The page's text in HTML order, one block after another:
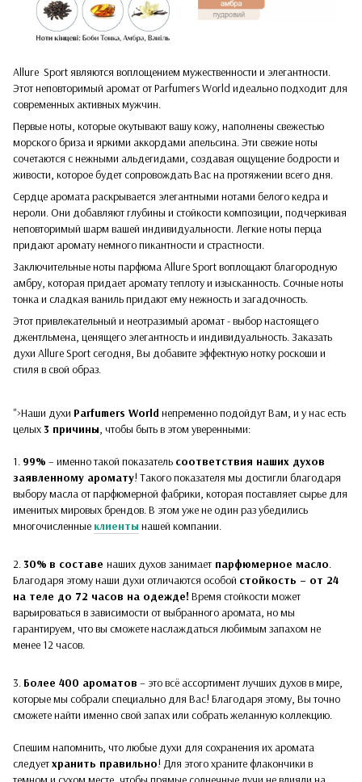
Allure Sport являются воплощением мужественности и элегантности.
Этот неповторимый аромат от Parfumers World идеально подходит для
современных активных мужчин.
Первые ноты, которые окутывают вашу кожу, наполнены свежестью
морского бриза и яркими аккордами апельсина. Эти свежие ноты
сочетаются с нежными альдегидами, создавая ощущение бодрости и
живости, которое будет сопровождать Вас на протяжении всего дня.
Сердце аромата раскрывается элегантными нотами белого кедра и
нероли. Они добавляют глубины и стойкости композиции, подчеркивая
неповторимый шарм вашей индивидуальности. Легкие ноты перца
придают аромату немного пикантности и страстности.
Заключительные ноты парфюма Allure Sport воплощают благородную
амбру, которая придает аромату теплоту и изысканность. Сочные ноты
тонка и сладкая ваниль придают ему нежность и загадочность.
Этот привлекательный и неотразимый аромат - выбор настоящего
джентльмена, ценящего элегантность и индивидуальность. Заказать
духи Allure Sport сегодня, Вы добавите эффектную нотку роскоши и
стиля в свой образ.
">Наши духи Parfumers World непременно подойдут Вам, и у нас есть
целых3 причины, чтобы быть в этом уверенными:
1. 99% – именно такой показатель соответствия наших духов
заявленному аромату! Такого показателя мы достигли благодаря
выбору масла от парфюмерной фабрики, которая поставляет сырье для
именитых мировых брендов. В этом уже не один раз убедились
многочисленные клиенты нашей компании.
2.30% в составе наших духов занимает парфюмерное масло.
Благодаря этому наши духи отличаются особой стойкость – от 24
на теле до 72 часов на одежде! Время стойкости может
варьироваться в зависимости от выбранного аромата, но мы
гарантируем, что вы сможете наслаждаться любимым запахом не
менее 12 часов.
3. Более 400 ароматов – это всё ассортимент лучших духов в мире,
которые мы собрали специально для Вас! Благодаря этому, Вы точно
сможете найти именно свой запах или собрать желанную коллекцию.
Спешим напомнить, что любые духи для сохранения их аромата
следуетхранить правильно! Для этого храните флакончики в